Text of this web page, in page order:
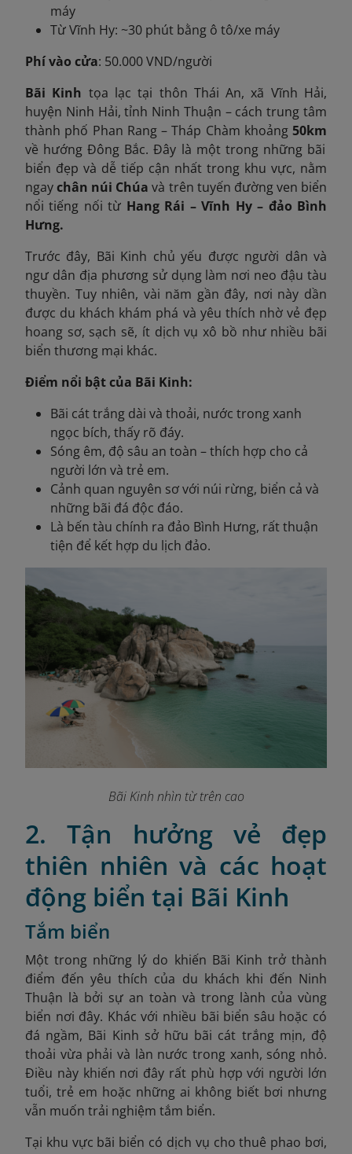
máy
Từ Vĩnh Hy: ~30 phút bằng ô tô/xe máy
Phí vào cửa: 50.000 VND/người
Bãi Kinh tọa lạc tại thôn Thái An, xã Vĩnh Hải,
huyện Ninh Hải, tỉnh Ninh Thuận – cách trung tâm
thành phố Phan Rang – Tháp Chàm khoảng 50km
về hướng Đông Bắc. Đây là một trong những bãi
biển đẹp và dễ tiếp cận nhất trong khu vực, nằm
ngaychân núi Chúa và trên tuyến đường ven biển
nổi tiếng nối từ Hang Rái – Vĩnh Hy – đảo Bình
Hưng.
Trước đây, Bãi Kinh chủ yếu được người dân và
ngư dân địa phương sử dụng làm nơi neo đậu tàu
thuyền. Tuy nhiên, vài năm gần đây, nơi này dần
được du khách khám phá và yêu thích nhờ vẻ đẹp
hoang sơ, sạch sẽ, ít dịch vụ xô bồ như nhiều bãi
biển thương mại khác.
Điểm nổi bật của Bãi Kinh:
Bãi cát trắng dài và thoải, nước trong xanh
ngọc bích, thấy rõ đáy.
Sóng êm, độ sâu an toàn – thích hợp cho cả
người lớn và trẻ em.
Cảnh quan nguyên sơ với núi rừng, biển cả và
những bãi đá độc đáo.
Là bến tàu chính ra đảo Bình Hưng, rất thuận
tiện để kết hợp du lịch đảo.
Bãi Kinh nhìn từ trên cao
2. Tận hưởng vẻ đẹp
thiên nhiên và các hoạt
động biển tại Bãi Kinh
Tắm biển
Một trong những lý do khiến Bãi Kinh trở thành
điểm đến yêu thích của du khách khi đến Ninh
Thuận là bởi sự an toàn và trong lành của vùng
biển nơi đây. Khác với nhiều bãi biển sâu hoặc có
đá ngầm, Bãi Kinh sở hữu bãi cát trắng mịn, độ
thoải vừa phải và làn nước trong xanh, sóng nhỏ.
Điều này khiến nơi đây rất phù hợp với người lớn
tuổi, trẻ em hoặc những ai không biết bơi nhưng
vẫn muốn trải nghiệm tắm biển.
Tại khu vực bãi biển có dịch vụ cho thuê phao bơi,